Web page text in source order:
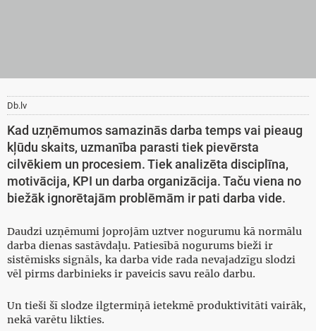
Db.lv
Kad uzņēmumos samazinās darba temps vai pieaug
kļūdu skaits, uzmanība parasti tiek pievērsta
cilvēkiem un procesiem. Tiek analizēta disciplīna,
motivācija, KPI un darba organizācija. Taču viena no
biežāk ignorētajām problēmām ir pati darba vide.
Daudzi uzņēmumi joprojām uztver nogurumu kā normālu
darba dienas sastāvdaļu. Patiesībā nogurums bieži ir
sistēmisks signāls, ka darba vide rada nevajadzīgu slodzi
vēl pirms darbinieks ir paveicis savu reālo darbu.
Un tieši šī slodze ilgtermiņā ietekmē produktivitāti vairāk,
nekā varētu likties.